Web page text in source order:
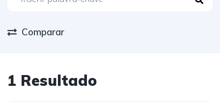
Comparar
1 Resultado